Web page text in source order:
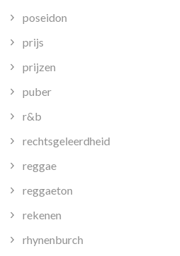
poseidon
prijs
prijzen
puber
r&b
rechtsgeleerdheid
reggae
reggaeton
rekenen
rhynenburch